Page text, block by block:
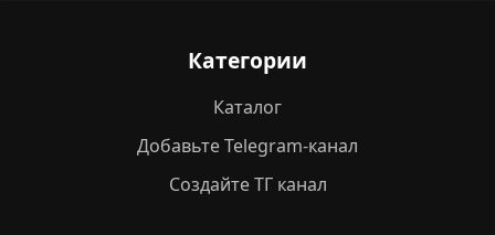
Категории
Каталог
Добавьте Telegram-канал
Создайте ТГ канал